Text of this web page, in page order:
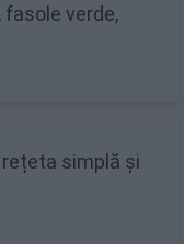
fasole verde,
simplă și